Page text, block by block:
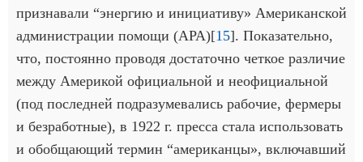
признавали “энергию и инициативу» Американской
администрации помощи (АРА)[15]. Показательно,
что, постоянно проводя достаточно четкое различие
между Америкой официальной и неофициальной
(под последней подразумевались рабочие, фермеры
и безработные), в 1922 г. пресса стала использовать
и обобщающий термин “американцы», включавший